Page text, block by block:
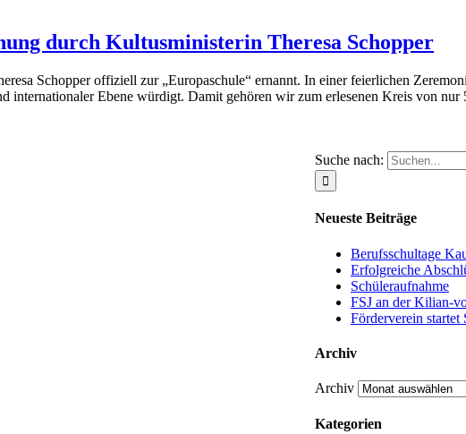
durch Kultusministerin Theresa Schopper
Schopper offiziell zur „Europaschule“ ernannt. In einer feierlichen
internationaler Ebene würdigt. Damit gehören wir zum erlesenen Kreis von nur
Suche nach:
Neueste Beiträge
Berufsschultage
Erfolgreiche
Schüleraufnahme
FSJ an der Kilian-
Förderverein
Archiv
Archiv
Kategorien